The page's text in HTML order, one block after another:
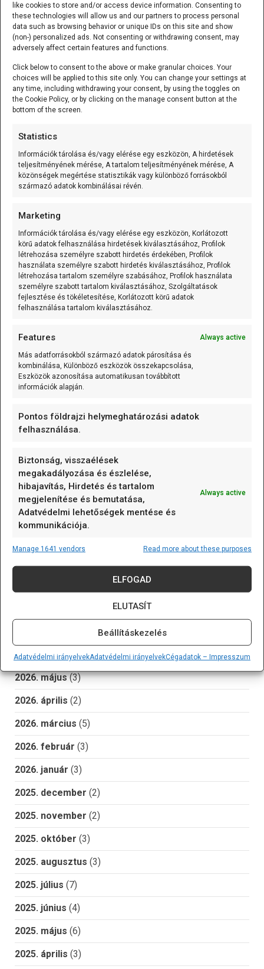
like cookies to store and/or access device information. Consenting to
these technologies will allow us and our partners to process personal
data such as browsing behavior or unique IDs on this site and show
(non-) personalized ads. Not consenting or withdrawing consent, may
adversely affect certain features and functions.
Click below to consent to the above or make granular choices. Your
choices will be applied to this site only. You can change your settings at
any time, including withdrawing your consent, by using the toggles on
the Cookie Policy, or by clicking on the manage consent button at the
bottom of the screen.
Statistics
Információk tárolása és/vagy elérése egy eszközön, A hirdetések
teljesítményének mérése, A tartalom teljesítményének mérése, A
közönségek megértése statisztikák vagy különböző forrásokból
származó adatok kombinálásai révén.
Marketing
Információk tárolása és/vagy elérése egy eszközön, Korlátozott
körű adatok felhasználása hirdetések kiválasztásához, Profilok
létrehozása személyre szabott hirdetés érdekében, Profilok
használata személyre szabott hirdetés kiválasztásához, Profilok
létrehozása tartalom személyre szabásához, Profilok használata
személyre szabott tartalom kiválasztásához, Szolgáltatások
fejlesztése és tökéletesítése, Korlátozott körű adatok
felhasználása tartalom kiválasztásához.
Features Always active
Más adatforrásokból származó adatok párosítása és
kombinálása, Különböző eszközök összekapcsolása,
Eszközök azonosítása automatikusan továbbított
információk alapján.
Pontos földrajzi helymeghatározási adatok
felhasználása.
Biztonság, visszaélések
megakadályozása és észlelése,
hibajavítás, Hirdetés és tartalom
megjelenítése és bemutatása,
Adatvédelmi lehetőségek mentése és
kommunikációja.
Always active
Manage 1641 vendors Read more about these purposes
ELFOGAD
ELUTASÍT
Beállításkezelés
Adatvédelmi irányelvekAdatvédelmi irányelvekCégadatok – Impresszum
mozgásérzékelésre induló[...]
K-típusú szerelt hőmérő (0…600 °C) 3m
A K-típusú szerelt hőmérő (0...600C;
variálható kábelhossz) olyan mérőelem,
amely[...]
variálható kábelhossz) olyan mérőelem,
amely[...]
variálható kábelhossz) olyan mérőelem,
amely[...]
125 kHz RFID kulcstartó (EM4305/T5577 írható)
Vegyes/Mixed
alappanel Arduino
darlington
dióda eeprom
elem
ellenállás ESP
Espressif Systems
flash
Forrasztás ft232 fusebit
i2clcd
infravörös
Történelem Uno
Zener
április 1 óra
2026. június(2)
2026. május(3)
2026. április (2)
2026. március (5)
2026. február (3)
2026. január (3)
2025. december (2)
2025. november (2)
2025. október (3)
2025. augusztus (3)
2025. július (7)
2025. június (4)
2025. május (6)
2025. április (3)